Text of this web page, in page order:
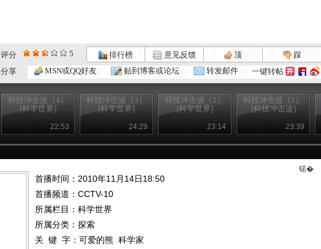
评分 5 排行榜 意见反馈 顶 踩
分享
MSN或QQ好友 贴到博客或论坛 转发邮件 一键转帖
科技冲击波（4）
[科学世界]
22:53
科技冲击波（3）
[科学世界]
24:29
科技冲击波（2）
[科学世界]
23:14
科技冲击波（1）
[科技冲击波]
23:39
首播时间：2010年11月14日18:50
首播频道： CCTV-10
所属栏目： 科学世界
所属分类：探索
关 键 字： 可爱的熊 科学家
锘�